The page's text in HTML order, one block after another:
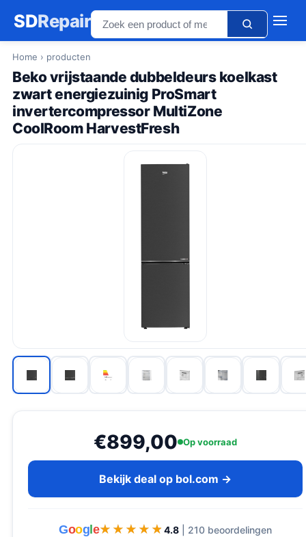
SDRepair
Home › producten
Beko vrijstaande dubbeldeurs koelkast
zwart energiezuinig ProSmart
invertercompressor MultiZone
CoolRoom HarvestFresh
€899,00 Op voorraad
Bekijk deal op bol.com →
Goog e★★★★★
★★★★★ 4.8 | 210 beoordelingen